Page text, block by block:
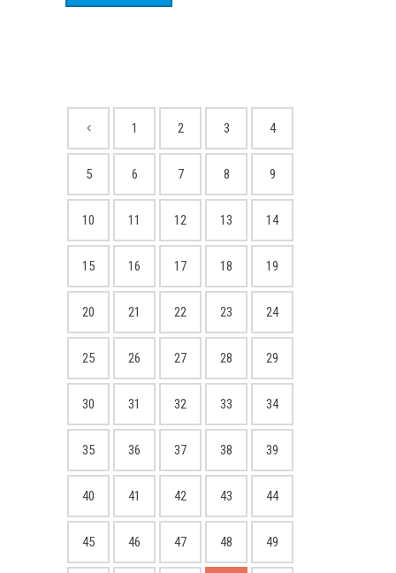
1 2 3 4
5 6 7 8 9
10 11 12 13 14
15 16 17 18 19
20 21 22 23 24
25 26 27 28 29
30 31 32 33 34
35 36 37 38 39
40 41 42 43 44
45 46 47 48 49